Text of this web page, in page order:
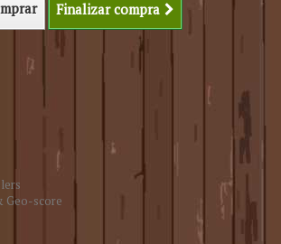
Finalizar compra
Geo-score